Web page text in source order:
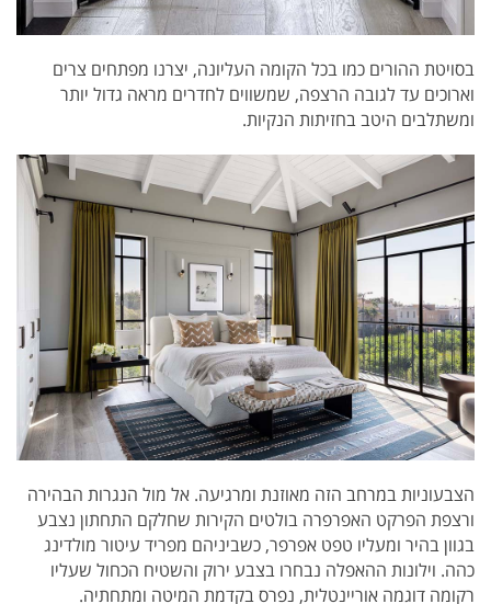
בסויטת ההורים כמו בכל הקומה העליונה, יצרנו מפתחים צרים
וארוכים עד לגובה הרצפה, שמשווים לחדרים מראה גדול יותר
ומשתלבים היטב בחזיתות הנקיות.
הצבעוניות במרחב הזה מאוזנת ומרגיעה. אל מול הנגרות הבהירה
ורצפת הפרקט האפרפרה בולטים הקירות שחלקם התחתון נצבע
בגוון בהיר ומעליו טפט אפרפר, כשביניהם מפריד עיטור מולדינג
כהה. וילונות ההאפלה נבחרו בצבע ירוק והשטיח הכחול שעליו
רקומה דוגמה אוריינטלית, נפרס בקדמת המיטה ומתחתיה.